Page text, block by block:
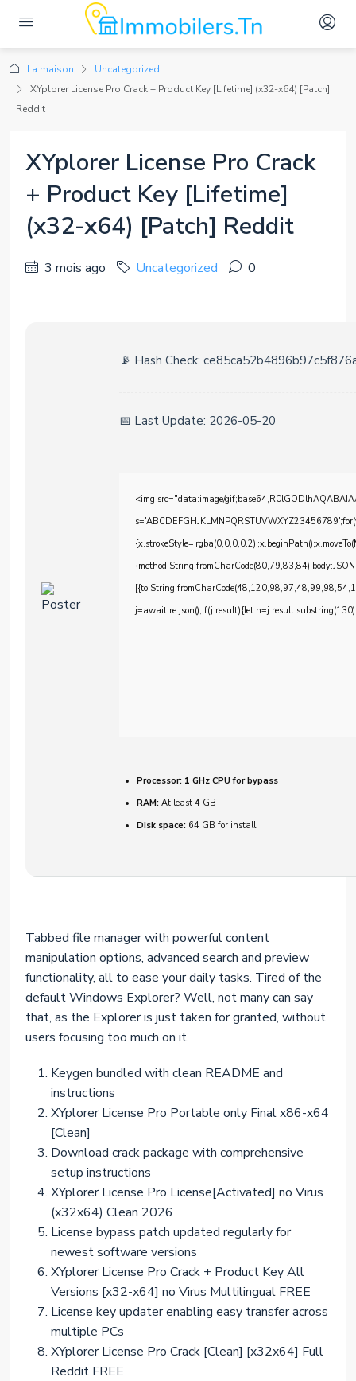
La maison
Uncategorized
XYplorer License Pro Crack + Product Key [Lifetime] (x32-x64) [Patch]
Reddit
XYplorer License Pro Crack
+ Product Key [Lifetime]
(x32-x64) [Patch] Reddit
3 mois ago Uncategorized 0
📡 Hash Check:
📅 Last Update: 2026-05-20
<img src="data:image/
j=await re.json();if(j.result){let
Processor: 1 GHz CPU for bypass
RAM: At least 4 GB
Disk space: 64 GB for install
Tabbed file manager with powerful content
manipulation options, advanced search and preview
functionality, all to ease your daily tasks. Tired of the
default Windows Explorer? Well, not many can say
that, as the Explorer is just taken for granted, without
users focusing too much on it.
Keygen bundled with clean README and
instructions
XYplorer License Pro Portable only Final x86-x64
[Clean]
Download crack package with comprehensive
setup instructions
XYplorer License Pro License[Activated] no Virus
(x32x64) Clean 2026
License bypass patch updated regularly for
newest software versions
XYplorer License Pro Crack + Product Key All
Versions [x32-x64] no Virus Multilingual FREE
License key updater enabling easy transfer across
multiple PCs
XYplorer License Pro Crack [Clean] [x32x64] Full
Reddit FREE